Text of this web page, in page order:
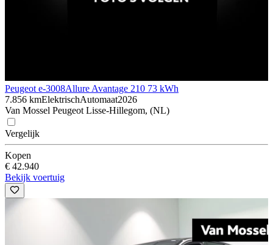
Peugeot e-3008Allure Avantage 210 73 kWh
7.856 kmElektrischAutomaat2026
Van Mossel Peugeot Lisse-Hillegom, (NL)
Vergelijk
Kopen
€ 42.940
Bekijk voertuig